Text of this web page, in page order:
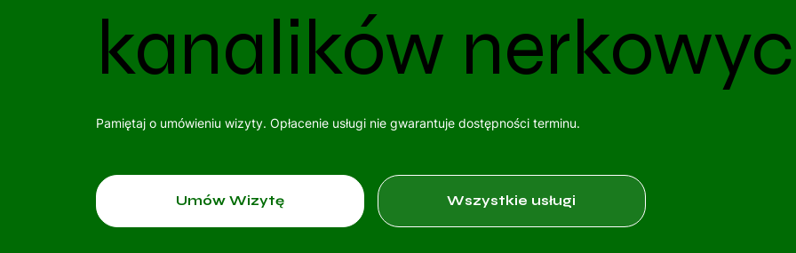
kanalików
Pamiętaj o umówieniu wizyty. Opłacenie usługi nie gwarantuje dostępności terminu.
Umów Wizytę Wszystkie usługi